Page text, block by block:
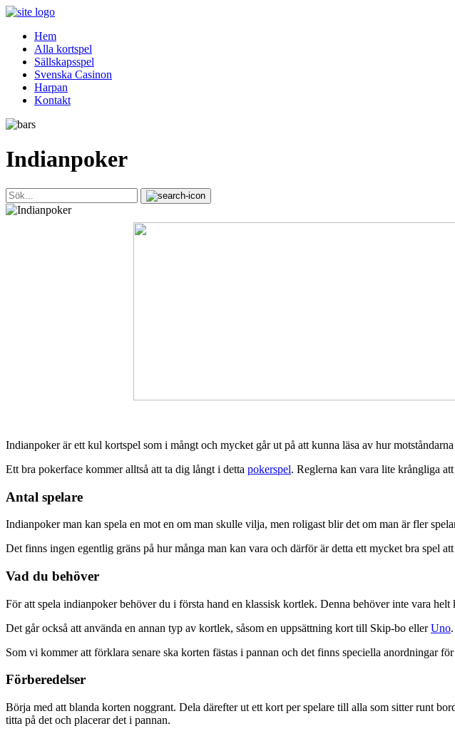
Skip
contentHem
Alla kortspel
Sällskapsspel
Svenska Casinon
Harpan
Kontakt
Indianpoker
Indianpoker är ett kul kortspel som i mångt och mycket går ut på att kunna läsa av hur motståndarna
Ett bra pokerface kommer alltså att ta dig långt i detta pokerspel. Reglerna kan vara lite krångliga
Antal spelare
Indianpoker man kan spela en mot en om man skulle vilja, men roligast blir det om man är fler
Det finns ingen egentlig gräns på hur många man kan vara och därför är detta ett mycket bra spel
Vad du behöver
För att spela indianpoker behöver du i första hand en klassisk kortlek. Denna behöver inte vara
Det går också att använda en annan typ av kortlek, såsom en uppsättning kort till Skip-bo ellerUno.
Som vi kommer att förklara senare ska korten fästas i pannan och det finns speciella anordningar
Förberedelser
Börja med att blanda korten noggrant. Dela därefter ut ett kort per spelare till alla som sitter runt
titta på det och placerar det i pannan.